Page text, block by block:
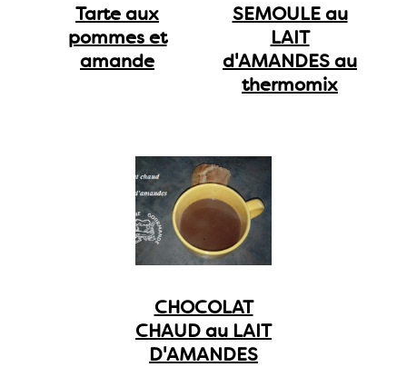
Tarte aux
pommes et
amande
SEMOULE au
LAIT
d'AMANDES au
thermomix
CHOCOLAT
CHAUD au LAIT
D'AMANDES